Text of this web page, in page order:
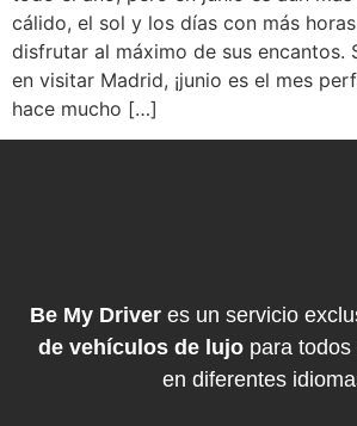
cálido, el sol y los días con más
disfrutar al máximo de sus encantos.
en visitar Madrid, ¡junio es el mes
hace mucho […]
Be My Driver es un servicio
de vehículos de lujo para
en diferentes